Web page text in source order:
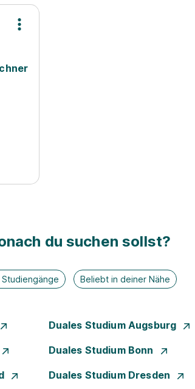
du suchen sollst?
Beliebt in deiner Nähe
Duales Studium Augsburg
Duales Studium Bonn
Duales Studium Dresden